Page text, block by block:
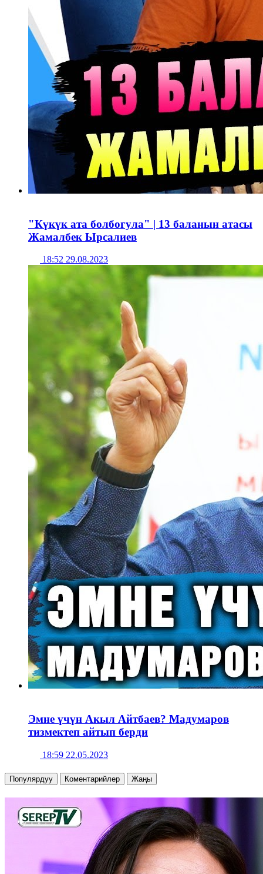
"Күкүк ата болбогула" | 13 баланын атасы
Жамалбек Ырсалиев
18:52 29.08.2023
Эмне үчүн Акыл Айтбаев? Мадумаров
тизмектеп айтып берди
18:59 22.05.2023
Популярдуу Коментарийлер Жаңы